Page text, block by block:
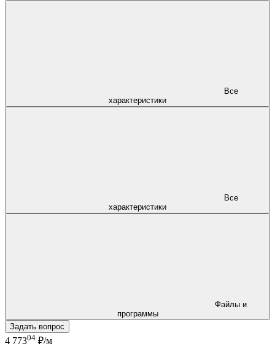
характеристики
характеристики
программы
Задать вопрос
4 77304 ₽/м